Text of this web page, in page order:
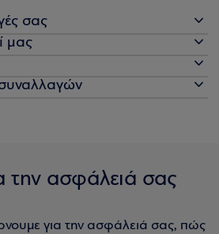
σας
μας
την ασφάλειά σας
για την ασφάλειά σας, πώς